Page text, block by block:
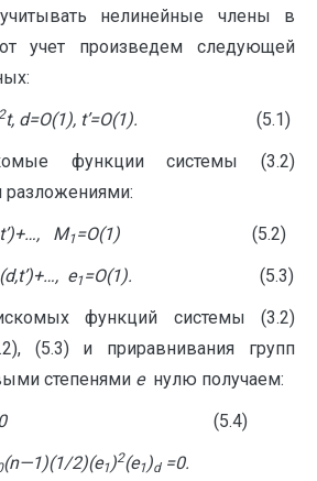
нелинейные члены в
учет произведем следующей
t, d=O(1), t’=O(1).
(5.1)
функции системы (3.2)
разложениями:
’)+…, M1=O(1)
(5.2)
d,t’)+…, e1=O(1).
(5.3)
функций системы (3.2)
(5.3) и приравнивания групп
степенями e нулю получаем:
(5.4)
(n—1)(1/2)(e1)2(e1)d =0.